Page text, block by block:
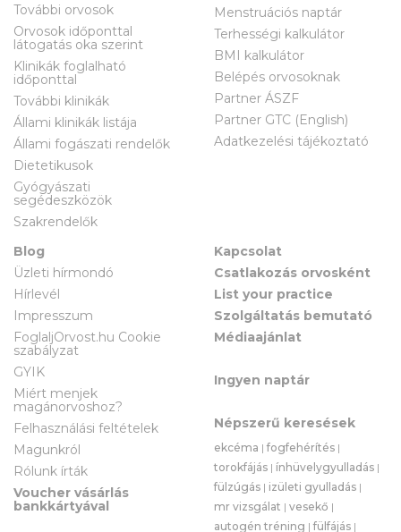
További orvosok
Orvosok időponttal
látogatás oka szerint
Klinikák foglalható
időponttal
További klinikák
Állami klinikák listája
Állami fogászati rendelők
Dietetikusok
Gyógyászati
segédeszközök
Szakrendelők
Menstruációs naptár
Terhességi kalkulátor
BMI kalkulátor
Belépés orvosoknak
Partner ÁSZF
Partner GTC (English)
Adatkezelési tájékoztató
Blog
Üzleti hírmondó
Hírlevél
Impresszum
FoglaljOrvost.hu Cookie
szabályzat
GYIK
Miért menjek
magánorvoshoz?
Felhasználási feltételek
Magunkról
Rólunk írták
Voucher vásárlás
bankkártyával
Kapcsolat
Csatlakozás orvosként
List your practice
Szolgáltatás bemutató
Médiaajánlat
Ingyen naptár
Népszerű keresések
ekcéma |fogfehérítés |
torokfájás | ínhüvelygyulladás |
fülzúgás | izületi gyulladás |
mr vizsgálat | vesekő |
autogén tréning |fülfájás |